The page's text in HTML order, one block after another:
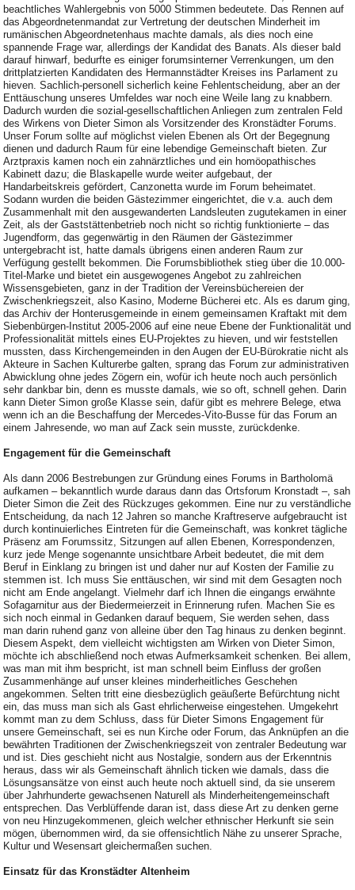
beachtliches Wahlergebnis von 5000 Stimmen bedeutete. Das Rennen auf
das Abgeordnetenmandat zur Vertretung der deutschen Minderheit im
rumänischen Abgeordnetenhaus machte damals, als dies noch eine
spannende Frage war, allerdings der Kandidat des Banats. Als dieser bald
darauf hinwarf, bedurfte es einiger forumsinterner Verrenkungen, um den
drittplatzierten Kandidaten des Hermannstädter Kreises ins Parlament zu
hieven. Sachlich-personell sicherlich keine Fehlentscheidung, aber an der
Enttäuschung unseres Umfeldes war noch eine Weile lang zu knabbern.
Dadurch wurden die sozial-gesellschaftlichen Anliegen zum zentralen Feld
des Wirkens von Dieter Simon als Vorsitzender des Kronstädter Forums.
Unser Forum sollte auf möglichst vielen Ebenen als Ort der Begegnung
dienen und dadurch Raum für eine lebendige Gemeinschaft bieten. Zur
Arztpraxis kamen noch ein zahnärztliches und ein homöopathisches
Kabinett dazu; die Blaskapelle wurde weiter aufgebaut, der
Handarbeitskreis gefördert, Canzonetta wurde im Forum beheimatet.
Sodann wurden die beiden Gästezimmer eingerichtet, die v.a. auch dem
Zusammenhalt mit den ausgewanderten Landsleuten zugutekamen in einer
Zeit, als der Gaststättenbetrieb noch nicht so richtig funktionierte – das
Jugendform, das gegenwärtig in den Räumen der Gästezimmer
untergebracht ist, hatte damals übrigens einen anderen Raum zur
Verfügung gestellt bekommen. Die Forumsbibliothek stieg über die 10.000-
Titel-Marke und bietet ein ausgewogenes Angebot zu zahlreichen
Wissensgebieten, ganz in der Tradition der Vereinsbüchereien der
Zwischenkriegszeit, also Kasino, Moderne Bücherei etc. Als es darum ging,
das Archiv der Honterusgemeinde in einem gemeinsamen Kraftakt mit dem
Siebenbürgen-Institut 2005-2006 auf eine neue Ebene der Funktionalität und
Professionalität mittels eines EU-Projektes zu hieven, und wir feststellen
mussten, dass Kirchengemeinden in den Augen der EU-Bürokratie nicht als
Akteure in Sachen Kulturerbe galten, sprang das Forum zur administrativen
Abwicklung ohne jedes Zögern ein, wofür ich heute noch auch persönlich
sehr dankbar bin, denn es musste damals, wie so oft, schnell gehen. Darin
kann Dieter Simon große Klasse sein, dafür gibt es mehrere Belege, etwa
wenn ich an die Beschaffung der Mercedes-Vito-Busse für das Forum an
einem Jahresende, wo man auf Zack sein musste, zurückdenke.
Engagement für die Gemeinschaft
Als dann 2006 Bestrebungen zur Gründung eines Forums in Bartholomä
aufkamen – bekanntlich wurde daraus dann das Ortsforum Kronstadt –, sah
Dieter Simon die Zeit des Rückzuges gekommen. Eine nur zu verständliche
Entscheidung, da nach 12 Jahren so manche Kraftreserve aufgebraucht ist
durch kontinuierliches Eintreten für die Gemeinschaft, was konkret tägliche
Präsenz am Forumssitz, Sitzungen auf allen Ebenen, Korrespondenzen,
kurz jede Menge sogenannte unsichtbare Arbeit bedeutet, die mit dem
Beruf in Einklang zu bringen ist und daher nur auf Kosten der Familie zu
stemmen ist. Ich muss Sie enttäuschen, wir sind mit dem Gesagten noch
nicht am Ende angelangt. Vielmehr darf ich Ihnen die eingangs erwähnte
Sofagarnitur aus der Biedermeierzeit in Erinnerung rufen. Machen Sie es
sich noch einmal in Gedanken darauf bequem, Sie werden sehen, dass
man darin ruhend ganz von alleine über den Tag hinaus zu denken beginnt.
Diesem Aspekt, dem vielleicht wichtigsten am Wirken von Dieter Simon,
möchte ich abschließend noch etwas Aufmerksamkeit schenken. Bei allem,
was man mit ihm bespricht, ist man schnell beim Einfluss der großen
Zusammenhänge auf unser kleines minderheitliches Geschehen
angekommen. Selten tritt eine diesbezüglich geäußerte Befürchtung nicht
ein, das muss man sich als Gast ehrlicherweise eingestehen. Umgekehrt
kommt man zu dem Schluss, dass für Dieter Simons Engagement für
unsere Gemeinschaft, sei es nun Kirche oder Forum, das Anknüpfen an die
bewährten Traditionen der Zwischenkriegszeit von zentraler Bedeutung war
und ist. Dies geschieht nicht aus Nostalgie, sondern aus der Erkenntnis
heraus, dass wir als Gemeinschaft ähnlich ticken wie damals, dass die
Lösungsansätze von einst auch heute noch aktuell sind, da sie unserem
über Jahrhunderte gewachsenen Naturell als Minderheitengemeinschaft
entsprechen. Das Verblüffende daran ist, dass diese Art zu denken gerne
von neu Hinzugekommenen, gleich welcher ethnischer Herkunft sie sein
mögen, übernommen wird, da sie offensichtlich Nähe zu unserer Sprache,
Kultur und Wesensart gleichermaßen suchen.
Einsatz für das Kronstädter Altenheim